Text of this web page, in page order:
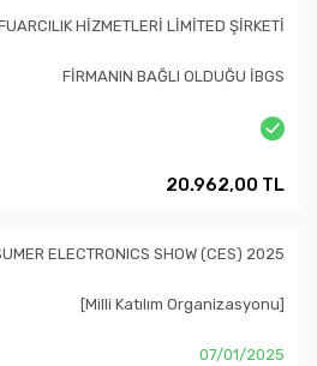
HİZMETLERİ LİMİTED ŞİRKETİ
FİRMANIN BAĞLI OLDUĞU İBGS
20.962,00 TL
ELECTRONICS SHOW (CES) 2025
[Milli Katılım Organizasyonu]
07/01/2025